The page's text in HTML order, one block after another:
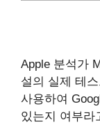
Apple 분석가
설의 실제 테
사용하여
있는지 여부라